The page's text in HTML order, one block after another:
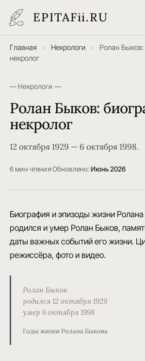
EPITAFii.RU
Главная › Некрологи ›
Ролан
некролог
— Некрологи —
Ролан Быков:
некролог
12 октября 1929 — 6 октября 1998.
6 мин чтения·Обновлено:Июнь 2026
Биография и эпизоды жизни
родился и умер Ролан Быков,
даты важных событий его жизни.
режиссёра, фото и видео.
Ролан Быков
родился 12 октября 1929
умер 6 октября 1998
Годы жизни Ролана Быкова